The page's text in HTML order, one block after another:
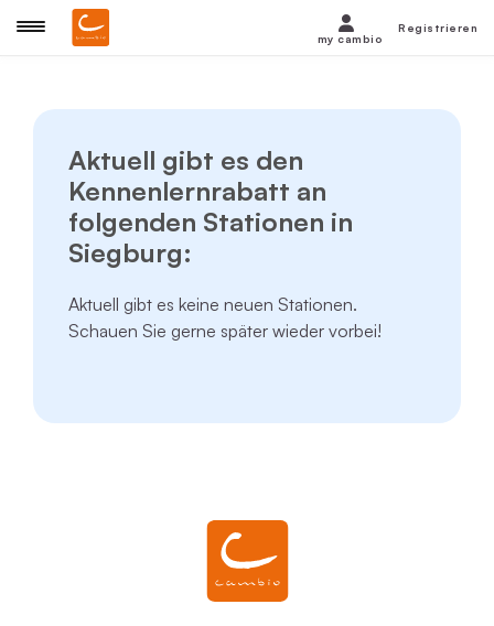
Aktuell gibt es den
Kennenlernrabatt an
folgenden Stationen in
Siegburg:
Aktuell gibt es keine neuen Stationen.
Schauen Sie gerne später wieder vorbei!
my cambio
Registrieren